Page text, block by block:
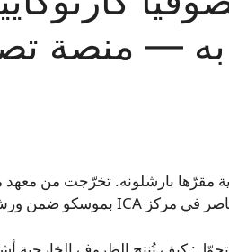
به — منصة
مقرّها بارشلونه. تخرّجت من